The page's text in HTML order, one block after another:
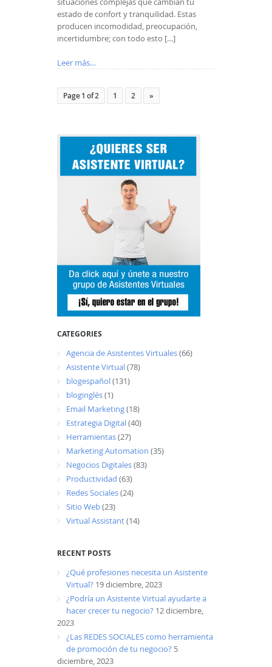
estado de confort y tranquilidad. Estas
producen incomodidad, preocupación,
incertidumbre; con todo esto […]
Leer más…
Page 1 of 2 1 2 »
CATEGORIES
Agencia de Asistentes Virtuales(66)
Asistente Virtual(78)
blogespañol(131)
bloginglés(1)
Email Marketing(18)
Estrategia Digital(40)
Herramientas(27)
Marketing Automation (35)
Negocios Digitales(83)
Productividad (63)
Redes Sociales(24)
Sitio Web(23)
Virtual Assistant(14)
RECENT POSTS
¿Qué profesiones necesita un Asistente
Virtual? 19 diciembre, 2023
¿Podría un Asistente Virtual ayudarte a
hacer crecer tu negocio? 12 diciembre,
2023
¿Las REDES SOCIALES como herramienta
de promoción de tu negocio? 5
diciembre, 2023